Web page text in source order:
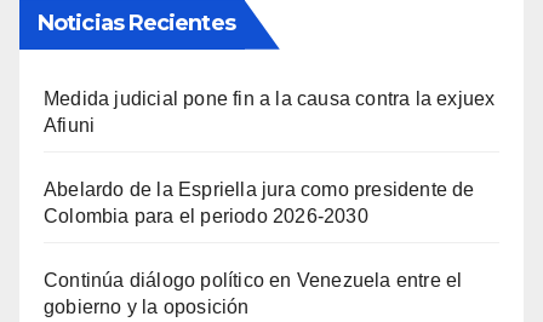
Noticias Recientes
Medida judicial pone fin a la causa contra la exjuex
Afiuni
Abelardo de la Espriella jura como presidente de
Colombia para el periodo 2026-2030
Continúa diálogo político en Venezuela entre el
gobierno y la oposición